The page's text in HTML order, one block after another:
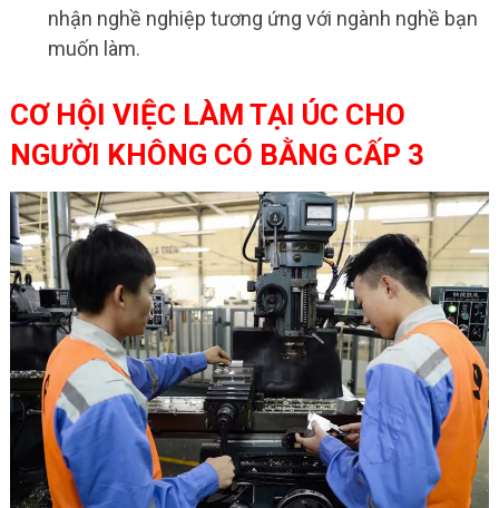
nhận nghề nghiệp tương ứng với ngành nghề bạn
muốn làm.
CƠ HỘI VIỆC LÀM TẠI ÚC CHO
NGƯỜI KHÔNG CÓ BẰNG CẤP 3